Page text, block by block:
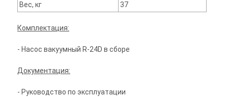
Вес, кг
37
Комплектация:
- Насос вакуумный R-24D в сборе
Документация:
- Руководство по эксплуатации